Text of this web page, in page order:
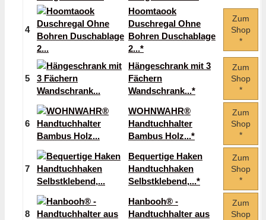
4
Hoomtaook
Duschregal Ohne
Bohren Duschablage
2...*
Zum
Shop
*
5
Hängeschrank mit 3
Fächern
Wandschrank...*
Zum
Shop
*
6
WOHNWAHR®
Handtuchhalter
Bambus Holz...*
Zum
Shop
*
7
Bequertige Haken
Handtuchhaken
Selbstklebend,...*
Zum
Shop
*
8
Hanbooh® -
Handtuchhalter aus
Zum
Shop